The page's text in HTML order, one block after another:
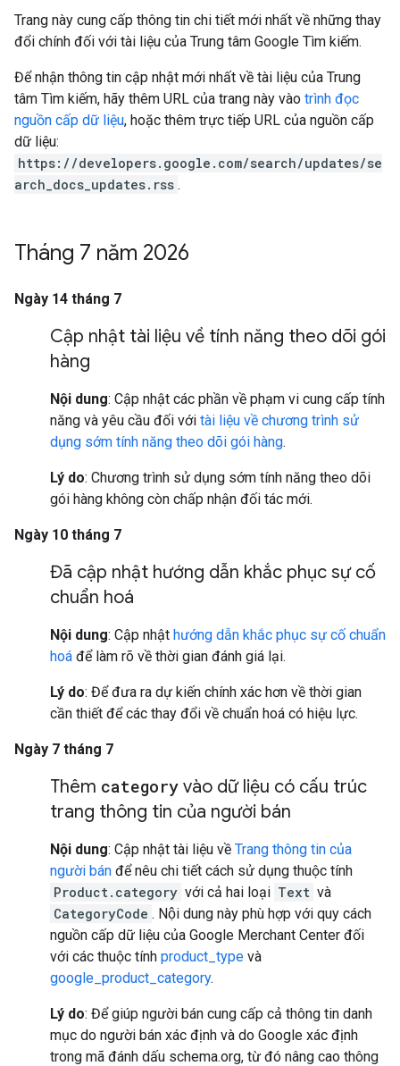
Trang này cung cấp thông tin chi tiết mới nhất về những thay
đổi chính đối với tài liệu của Trung tâm Google Tìm kiếm.
Để nhận thông tin cập nhật mới nhất về tài liệu của Trung
tâm Tìm kiếm, hãy thêm URL của trang này vào trình đọc
nguồn cấp dữ liệu, hoặc thêm trực tiếp URL của nguồn cấp
dữ liệu:
https://developers.google.com/search/updates/se
arch_docs_updates.rss .
Tháng 7 năm 2026
Ngày 14 tháng 7
Cập nhật tài liệu về tính năng theo dõi gói
hàng
Nội dung: Cập nhật các phần về phạm vi cung cấp tính
năng và yêu cầu đối với tài liệu về chương trình sử
dụng sớm tính năng theo dõi gói hàng.
Lý do: Chương trình sử dụng sớm tính năng theo dõi
gói hàng không còn chấp nhận đối tác mới.
Ngày 10 tháng 7
Đã cập nhật hướng dẫn khắc phục sự cố
chuẩn hoá
Nội dung: Cập nhật hướng dẫn khắc phục sự cố chuẩn
hoá để làm rõ về thời gian đánh giá lại.
Lý do: Để đưa ra dự kiến chính xác hơn về thời gian
cần thiết để các thay đổi về chuẩn hoá có hiệu lực.
Ngày 7 tháng 7
Thêm category vào dữ liệu có cấu trúc
trang thông tin của người bán
Nội dung: Cập nhật tài liệu về Trang thông tin của
người bán để nêu chi tiết cách sử dụng thuộc tính
Product.category với cả hai loại Text và
CategoryCode . Nội dung này phù hợp với quy cách
nguồn cấp dữ liệu của Google Merchant Center đối
với các thuộc tính product_type và
google_product_category.
Lý do: Để giúp người bán cung cấp cả thông tin danh
mục do người bán xác định và do Google xác định
trong mã đánh dấu schema.org, từ đó nâng cao thông